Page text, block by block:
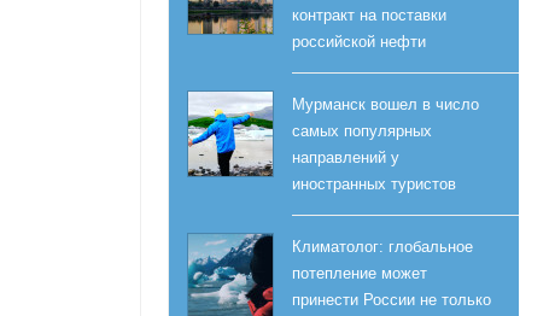
контракт на поставки
российской нефти
Мурманск вошел в число
самых популярных
направлений у
иностранных туристов
Климатолог: глобальное
потепление может
принести России не только